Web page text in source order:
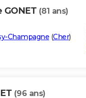
GONET (81 ans)
Champagne (Cher)
(96 ans)